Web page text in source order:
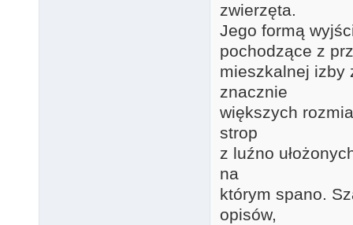
zwierzęta.
Jego formą
pochodzące z
mieszkalnej izby
znacznie
większych
strop
z luźno
na
którym spano.
opisów,